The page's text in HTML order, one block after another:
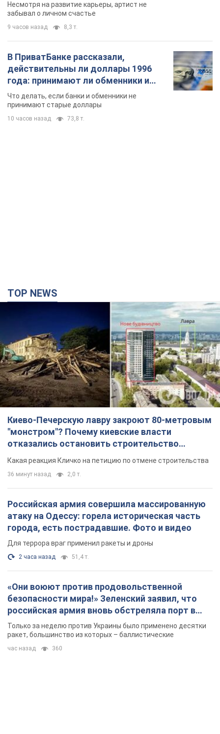
Несмотря на развитие карьеры, артист не
забывал о личном счастье
9 часов назад 8,3 т.
В ПриватБанке рассказали,
действительны ли доллары 1996
года: принимают ли обменники и
банки такие купюры
Что делать, если банки и обменники не
принимают старые доллары
10 часов назад 73,8 т.
TOP NEWS
Киево-Печерскую лавру закроют 80-метровым
"монстром"? Почему киевские власти
отказались остановить строительство
небоскреба "московского верующего"
Какая реакция Кличко на петицию по отмене строительства
36 минут назад 2,0 т.
Российская армия совершила массированную
атаку на Одессу: горела историческая часть
города, есть пострадавшие. Фото и видео
Для террора враг применил ракеты и дроны
2 часа назад 51,4 т.
«Они воюют против продовольственной
безопасности мира!» Зеленский заявил, что
российская армия вновь обстреляла порт в
Одессе
Только за неделю против Украины было применено десятки
ракет, большинство из которых – баллистические
час назад 360